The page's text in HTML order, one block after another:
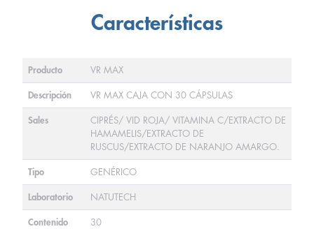
Características
Producto VR MAX
Descripción VR MAX CAJA CON 30 CÁPSULAS
Sales
CIPRÉS/ VID ROJA/ VITAMINA C/EXTRACTO DE
HAMAMELIS/EXTRACTO DE
RUSCUS/EXTRACTO DE NARANJO AMARGO.
Tipo GENÉRICO
Laboratorio NATUTECH
Contenido 30